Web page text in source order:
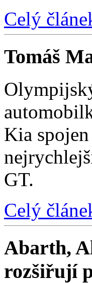
Celý
Tomáš
Kia
GT.
Celý
Abarth,
rozšiřují